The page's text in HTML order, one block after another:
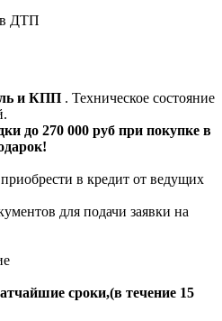
в ДТП
и КПП . Техническое состояние
до 270 000 руб при покупке в
в кредит от ведущих
для подачи заявки на
сроки,(в течение 15